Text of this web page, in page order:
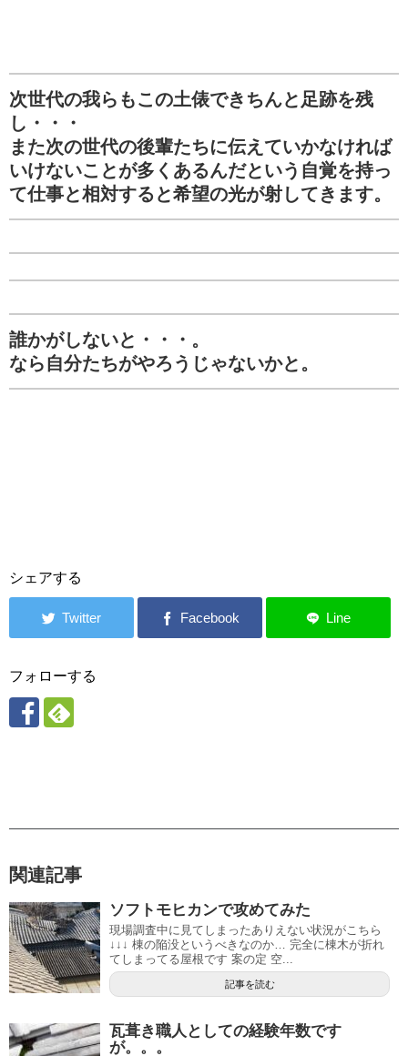
次世代の我らもこの土俵できちんと足跡を残
し・・・
また次の世代の後輩たちに伝えていかなければ
いけないことが多くあるんだという自覚を持っ
て仕事と相対すると希望の光が射してきます。
誰かがしないと・・・。
なら自分たちがやろうじゃないかと。
シェアする
フォローする
関連記事
ソフトモヒカンで攻めてみた
現場調査中に見てしまったありえない状況がこちら
↓↓↓ 棟の陥没というべきなのか… 完全に棟木が折れ
てしまってる屋根です 案の定 空...
記事を読む
瓦葺き職人としての経験年数です
が。。。